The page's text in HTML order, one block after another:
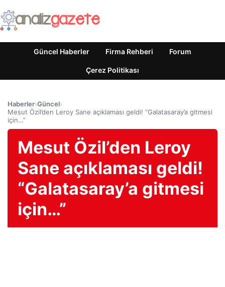
Güncel Haberler Firma Rehberi Forum
Çerez Politikası
Haberler›Güncel›
Mesut Özil’den Leroy Sane açıklaması geldi! “Galatasaray’a gitmesi
için…”
Mesut Özil’den Leroy
Sane açıklaması geldi!
“Galatasaray’a gitmesi
için…”